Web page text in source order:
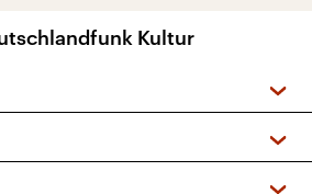
Kultur
Podcasts